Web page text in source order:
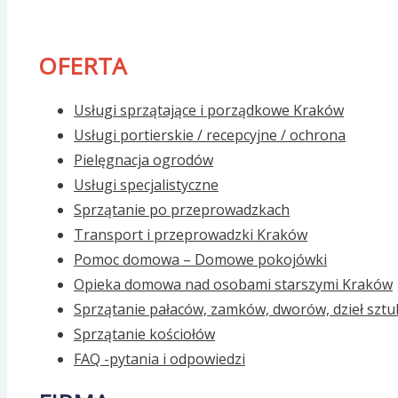
OFERTA
Usługi sprzątające i porządkowe Kraków
Usługi portierskie / recepcyjne / ochrona
Pielęgnacja ogrodów
Usługi specjalistyczne
Sprzątanie po przeprowadzkach
Transport i przeprowadzki Kraków
Pomoc domowa – Domowe pokojówki
Opieka domowa nad osobami starszymi Kraków
Sprzątanie pałaców, zamków, dworów, dzieł
Sprzątanie kościołów
FAQ -pytania i odpowiedzi